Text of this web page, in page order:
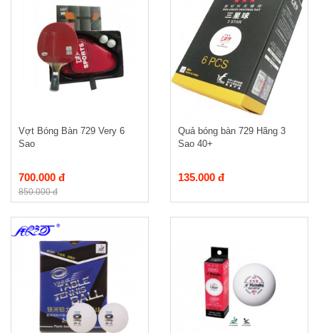
Vợt Bóng Bàn 729 Very 6
Sao
700.000 đ
850.000 đ
Quả bóng bàn 729 Hãng 3
Sao 40+
135.000 đ